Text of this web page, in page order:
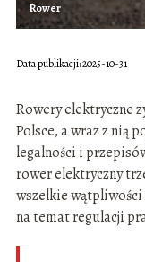
Rower
Data publikacji: 2025-10-31
Rowery elektryczne
Polsce, a wraz z nią
legalności i
rower elektryczny
wszelkie wątpliwości
na temat regulacji